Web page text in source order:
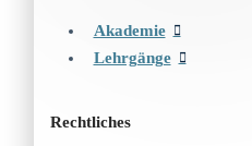
Akademie
Lehrgänge
Rechtliches